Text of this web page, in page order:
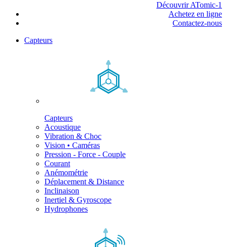
Découvrir ATomic-1
Achetez en ligne
Contactez-nous
Capteurs
Capteurs
Acoustique
Vibration & Choc
Vision • Caméras
Pression - Force - Couple
Courant
Anémométrie
Déplacement & Distance
Inclinaison
Inertiel & Gyroscope
Hydrophones